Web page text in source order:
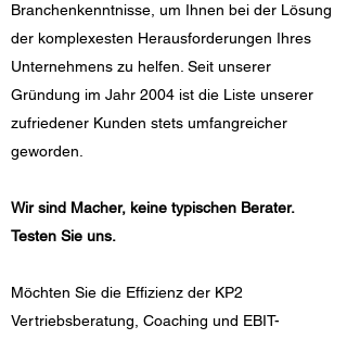
Branchenkenntnisse, um Ihnen bei der Lösung
der komplexesten Herausforderungen Ihres
Unternehmens zu helfen. Seit unserer
Gründung im Jahr 2004 ist die Liste unserer
zufriedener Kunden stets umfangreicher
geworden.
​Wir sind Macher, keine typischen Berater.
Testen Sie uns.
Möchten Sie die Effizienz der KP2
Vertriebsberatung, Coaching und EBIT-